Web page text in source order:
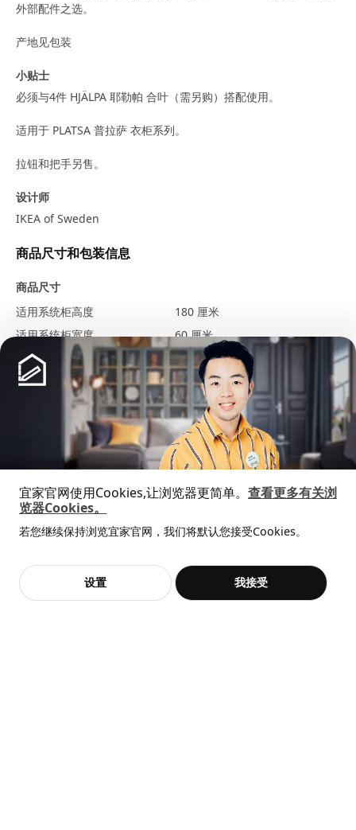
外部配件之选。
产地见包装
小贴士
必须与4件 HJÄLPA 耶勒帕 合叶（需另购）搭配使用。
适用于 PLATSA 普拉萨 衣柜系列。
拉钮和把手另售。
设计师
IKEA of Sweden
商品尺寸和包装信息
商品尺寸
适用系统柜高度
180 厘米
适用系统柜宽度
60 厘米
厚度
1.6 厘米
包装信息
1
2 厘米
185 厘米
净重
11.55 公斤
容量
重量
12.75 公斤
保养说明和环境和材料
猜你喜欢
抱歉，该商品在所选地区暂时缺货。
客服
加入购物袋 立即购买
价格透明，设计专业，现货供应
不，谢谢 立即预约
宜家官网使用Cookies,让浏览器更简单。 查看更多有关浏
览器Cookies。
若您继续保持浏览宜家官网，我们将默认您接受Cookies。
设置 我接受